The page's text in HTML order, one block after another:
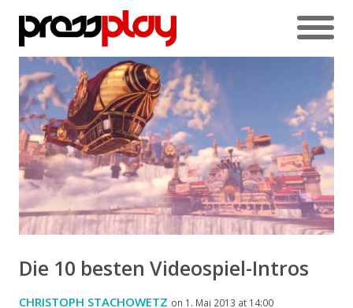
Die 10 besten Videospiel-Intros
CHRISTOPH STACHOWETZ on 1. Mai 2013 at 14:00